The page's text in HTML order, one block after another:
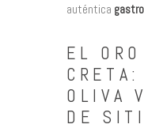
auténtica
EL
OLIVA
DE